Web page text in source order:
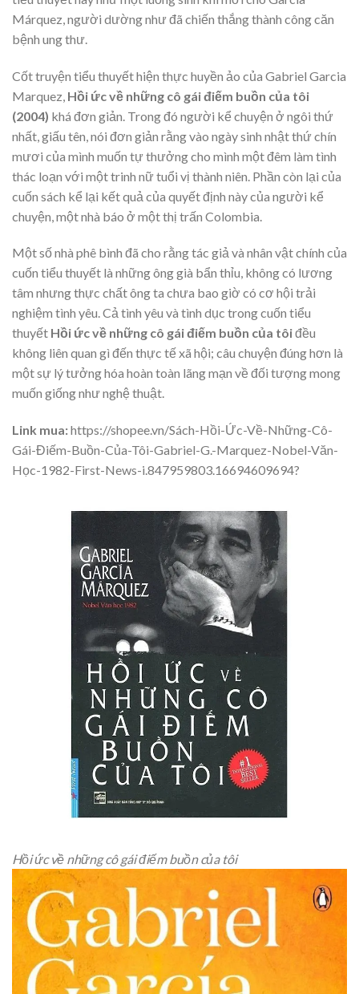
Márquez, người dường như đã chiến thắng thành công căn
bệnh ung thư.
Cốt truyện tiểu thuyết hiện thực huyền ảo của Gabriel Garcia
Marquez, Hồi ức về những cô gái điếm buồn của tôi
(2004) khá đơn giản. Trong đó người kể chuyện ở ngôi thứ
nhất, giấu tên, nói đơn giản rằng vào ngày sinh nhật thứ chín
mươi của mình muốn tự thưởng cho mình một đêm làm tình
thác loạn với một trinh nữ tuổi vị thành niên. Phần còn lại của
cuốn sách kể lại kết quả của quyết định này của người kể
chuyện, một nhà báo ở một thị trấn Colombia.
Một số nhà phê bình đã cho rằng tác giả và nhân vật chính của
cuốn tiểu thuyết là những ông già bẩn thỉu, không có lương
tâm nhưng thực chất ông ta chưa bao giờ có cơ hội trải
nghiệm tình yêu. Cả tình yêu và tình dục trong cuốn tiểu
thuyết Hồi ức về những cô gái điếm buồn của tôiđều
không liên quan gì đến thực tế xã hội; câu chuyện đúng hơn là
một sự lý tưởng hóa hoàn toàn lãng mạn về đối tượng mong
muốn giống như nghệ thuật.
Link mua:https://shopee.vn/Sách-Hồi-Ức-Về-Những-Cô-
Gái-Điếm-Buồn-Của-Tôi-Gabriel-G.-Marquez-Nobel-Văn-
Học-1982-First-News-i.847959803.16694609694?
Hồi ức về những cô gái điếm buồn của tôi